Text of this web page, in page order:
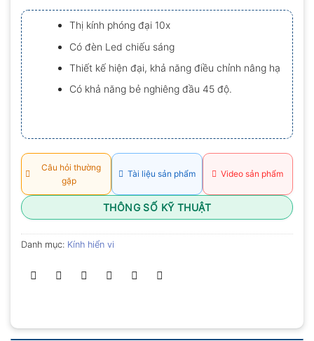
xếp
hạng
0.0
5
sao
Thị kính phóng đại 10x
Có đèn Led chiếu sáng
Thiết kế hiện đại, khả năng điều chỉnh nâng hạ
Có khả năng bẻ nghiêng đầu 45 độ.
Câu hỏi thường
gặp
Tài liệu sản phẩm Video sản phẩm
THÔNG SỐ KỸ THUẬT
Danh mục: Kính hiển vi